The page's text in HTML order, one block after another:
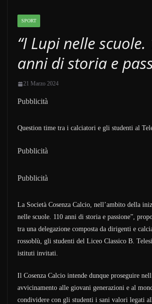
SPORT
“I Lupi nelle scuole.
anni di storia e
21 Marzo 2024
Pubblicità
Question time tra i calciatori e gli studenti al
Pubblicità
Pubblicità
La Società Cosenza Calcio, nell’ambito della
nelle scuole. 110 anni di storia e passione”,
tra una delegazione composta da dirigenti e
rossoblù, gli studenti del Liceo Classico B.
istituti invitati.
Il Cosenza Calcio intende dunque proseguire
avvicinamento alle giovani generazioni e al
condividere con gli studenti i sani valori legati